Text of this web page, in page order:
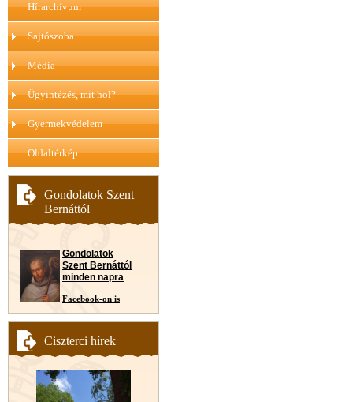
Hírarchívum
Sajtószoba
Média
Ügyintézés, mit hol?
Gyermekvédelem
Oldaltérkép
Gondolatok Szent
Bernáttól
Gondolatok
Szent Bernáttól
minden napra
Facebook-on is
Ciszterci hírek